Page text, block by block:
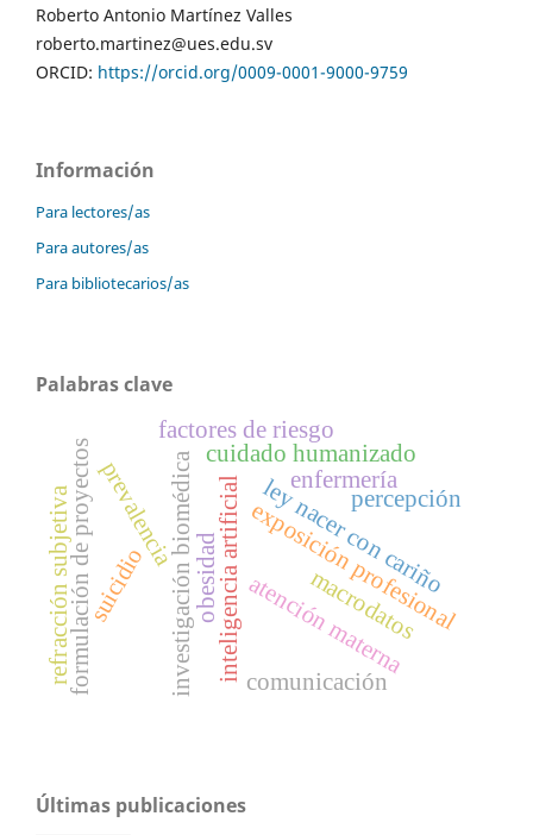
Roberto Antonio Martínez Valles
roberto.martinez@ues.edu.sv
ORCID: https://orcid.org/0009-0001-9000-9759
Información
Para lectores/as
Para autores/as
Para bibliotecarios/as
Palabras clave
investigación biomédicainteligencia artificial macrodatos
cuidado humanizado
ley nacer con cariño
enfermería
atención materna
obesidad
factores de riesgo
prevalencia
comunicación
exposición profesional
formulación de proyectos percepción
suicidio
refracción subjetiva
Últimas publicaciones